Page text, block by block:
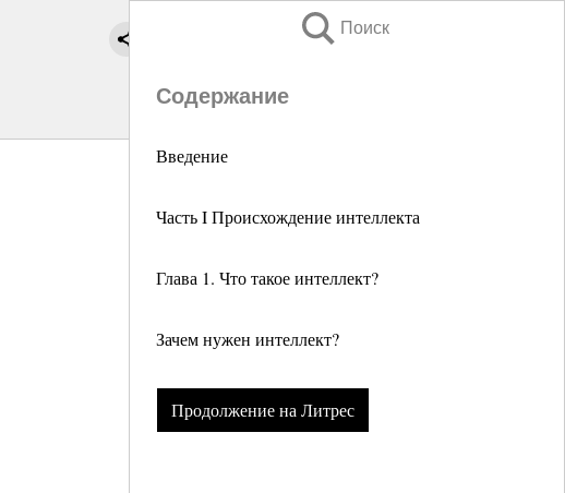
Поиск
Содержание
Введение
Часть I Происхождение интеллекта
Глава 1. Что такое интеллект?
Зачем нужен интеллект?
Продолжение на Литрес